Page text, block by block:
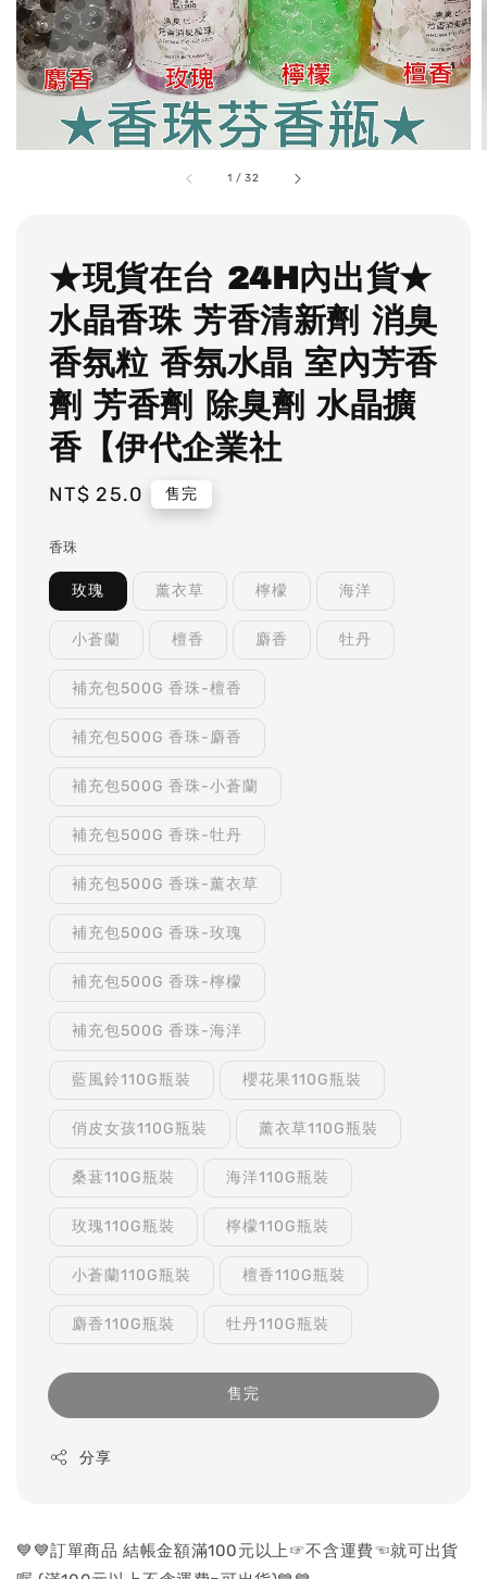
1 /32
★現貨在台 24H內出貨★
水晶香珠 芳香清新劑 消臭
香氛粒 香氛水晶 室內芳香
劑 芳香劑 除臭劑 水晶擴
香【伊代企業社
Regular
NT$ 25.0 售完
香珠
玫瑰 薰衣草 檸檬 海洋
小蒼蘭 檀香 麝香 牡丹
補充包500G 香珠-檀香
補充包500G 香珠-麝香
補充包500G 香珠-小蒼蘭
補充包500G 香珠-牡丹
補充包500G 香珠-薰衣草
補充包500G 香珠-玫瑰
補充包500G 香珠-檸檬
補充包500G 香珠-海洋
藍風鈴110G瓶裝 櫻花果110G瓶裝
俏皮女孩110G瓶裝 薰衣草110G瓶裝
桑葚110G瓶裝 海洋110G瓶裝
玫瑰110G瓶裝 檸檬110G瓶裝
小蒼蘭110G瓶裝 檀香110G瓶裝
麝香110G瓶裝 牡丹110G瓶裝
售完
分享
💙💙訂單商品 結帳金額滿100元以上☞不含運費☜就可出貨